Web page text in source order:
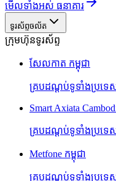
មើលទាំងអស់ ធនាគារ
ទូរស័ព្ទចល័ត
ក្រុមហ៊ុនទូរស័ព្ទ
សែលកាត កម្ពុជា
គ្របដណ្តប់ទូទាំងប្រទេ
Smart Axiata
គ្របដណ្តប់ទូទាំងប្រទេ
Metfone កម្ពុជា
គ្របដណ្តប់ទូទាំងប្រទេ